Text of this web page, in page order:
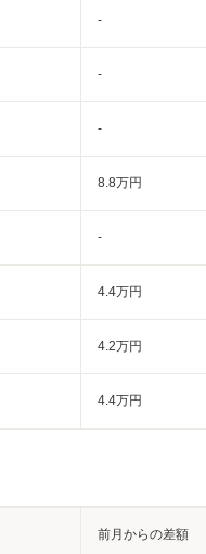
-
-
-
8.8万円
-
4.4万円
4.2万円
4.4万円
前月からの差額